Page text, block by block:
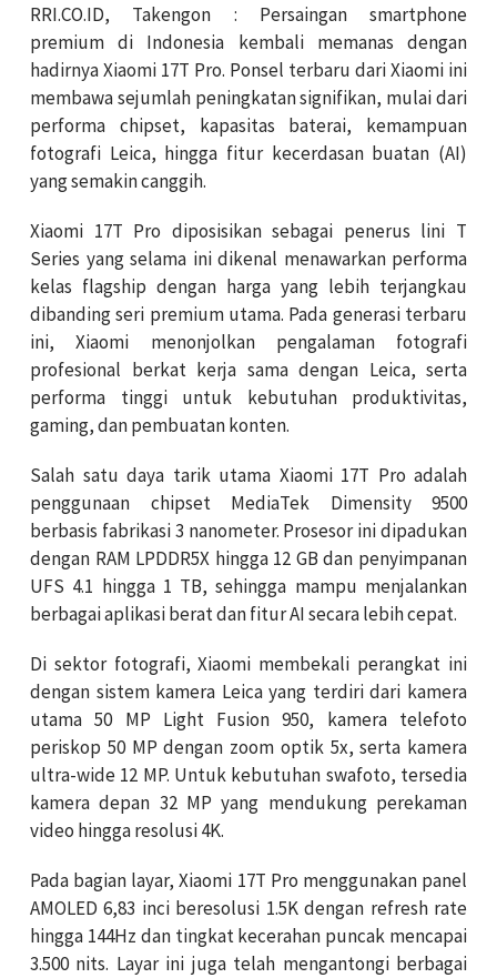
RRI.CO.ID, Takengon : Persaingan smartphone
premium di Indonesia kembali memanas dengan
hadirnya Xiaomi 17T Pro. Ponsel terbaru dari Xiaomi ini
membawa sejumlah peningkatan signifikan, mulai dari
performa chipset, kapasitas baterai, kemampuan
fotografi Leica, hingga fitur kecerdasan buatan (AI)
yang semakin canggih.
Xiaomi 17T Pro diposisikan sebagai penerus lini T
Series yang selama ini dikenal menawarkan performa
kelas flagship dengan harga yang lebih terjangkau
dibanding seri premium utama. Pada generasi terbaru
ini, Xiaomi menonjolkan pengalaman fotografi
profesional berkat kerja sama dengan Leica, serta
performa tinggi untuk kebutuhan produktivitas,
gaming, dan pembuatan konten.
Salah satu daya tarik utama Xiaomi 17T Pro adalah
penggunaan chipset MediaTek Dimensity 9500
berbasis fabrikasi 3 nanometer. Prosesor ini dipadukan
dengan RAM LPDDR5X hingga 12 GB dan penyimpanan
UFS 4.1 hingga 1 TB, sehingga mampu menjalankan
berbagai aplikasi berat dan fitur AI secara lebih cepat.
Di sektor fotografi, Xiaomi membekali perangkat ini
dengan sistem kamera Leica yang terdiri dari kamera
utama 50 MP Light Fusion 950, kamera telefoto
periskop 50 MP dengan zoom optik 5x, serta kamera
ultra-wide 12 MP. Untuk kebutuhan swafoto, tersedia
kamera depan 32 MP yang mendukung perekaman
video hingga resolusi 4K.
Pada bagian layar, Xiaomi 17T Pro menggunakan panel
AMOLED 6,83 inci beresolusi 1.5K dengan refresh rate
hingga 144Hz dan tingkat kecerahan puncak mencapai
3.500 nits. Layar ini juga telah mengantongi berbagai